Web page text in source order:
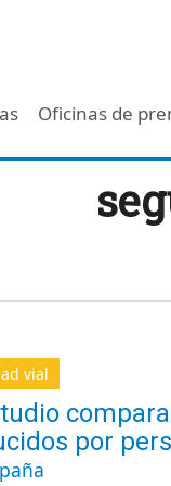
Oficinas de
vial
por